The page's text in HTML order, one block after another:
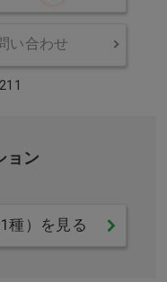
い合わせ
ョン
種）を見る